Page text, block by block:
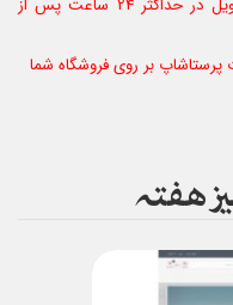
سازگاری با نسخه 1.6 پرستاشاپ و تحویل در حداکثر 24 ساعت پس از
بر روی فروشگاه شما
هفته